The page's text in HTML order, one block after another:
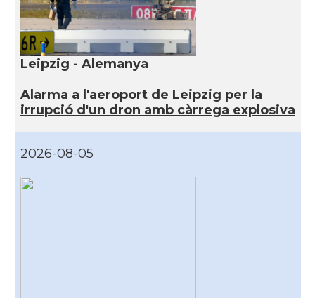
Leipzig - Alemanya
Alarma a l'aeroport de Leipzig per la
irrupció d'un dron amb càrrega explosiva
2026-08-05